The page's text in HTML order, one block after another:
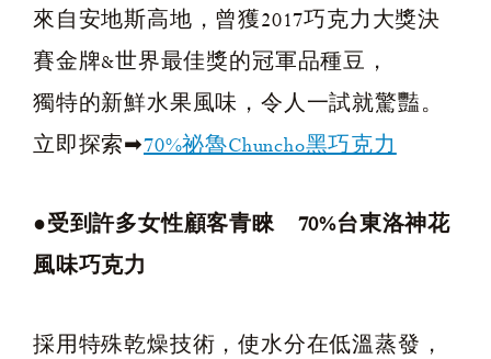
來自安地斯高地，曾獲2017巧克力大獎決
賽金牌&世界最佳獎的冠軍品種豆，
獨特的新鮮水果風味，令人一試就驚豔。
立即探索➡70%祕魯Chuncho黑巧克力
●受到許多女性顧客青睞 70%台東洛神花
風味巧克力
採用特殊乾燥技術，使水分在低溫蒸發，